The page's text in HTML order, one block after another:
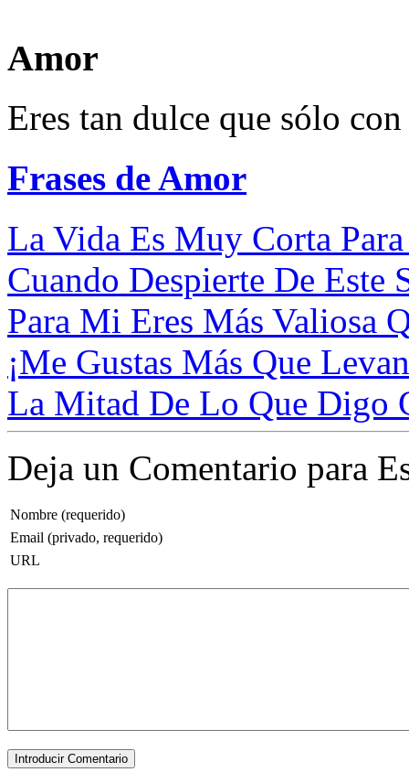
Amor
Eres tan dulce que sólo
Frases de Amor
La Vida Es Muy Corta
Cuando Despierte De Este
Para Mi Eres Más Valiosa
¡Me Gustas Más Que
La Mitad De Lo Que Digo
Deja un Comentario para
Nombre (requerido)
Email (privado, requerido)
URL